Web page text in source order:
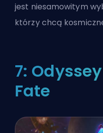
jest niesamowitym
którzy chcą
7:
Fate